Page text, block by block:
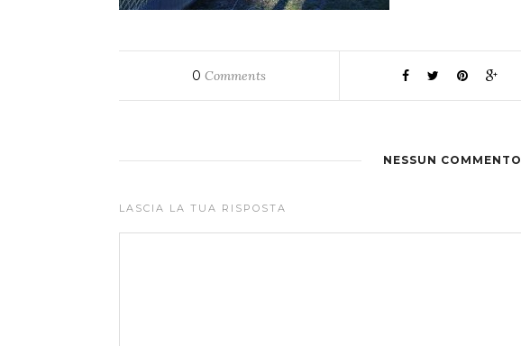
0 Comments
NESSUN COMMENTO
LASCIA LA TUA RISPOSTA